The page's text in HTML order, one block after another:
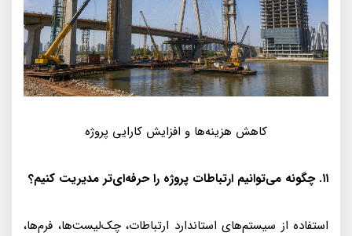
کاهش هزینه‌ها و افزایش کارایی پروژه
۱۱. چگونه می‌توانیم ارتباطات پروژه را حرفه‌ای‌تر مدیریت کنیم؟
استفاده از سیستم‌های استاندارد ارتباطات، چک‌لیست‌ها، فرم‌ها،